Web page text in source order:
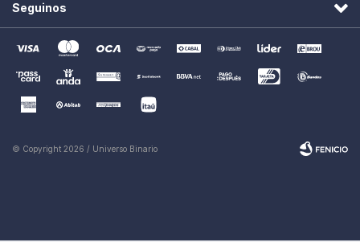
Seguinos
© Copyright 2026 / Universo Binario